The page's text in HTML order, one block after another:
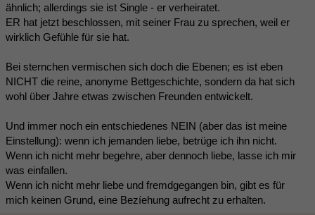
ähnlich; allerdings sie ist Single - er verheiratet.
ER hat jetzt beschlossen, mit seiner Frau zu sprechen, weil er
wirklich Gefühle für sie hat.
Bei sternchen vermischen sich doch die Ebenen; es ist eben
NICHT die reine, anonyme Bettgeschichte, sondern da hat sich
wohl über Jahre etwas zwischen Freunden entwickelt.
Und immer noch ein entschiedenes NEIN (aber das ist meine
Einstellung): wenn ich jemanden liebe, betrüge ich ihn nicht.
Wenn ich nicht mehr begehre, aber dennoch liebe, lasse ich mir
was einfallen.
Wenn ich nicht mehr liebe und fremdgegangen bin, gibt es für
mich keinen Grund, eine Bezíehung aufrecht zu erhalten.